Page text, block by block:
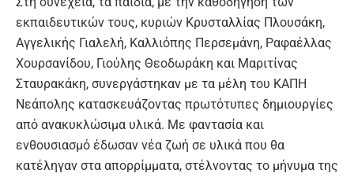
εκπαιδευτικών τους, κυριών Κρυσταλλίας Πλουσάκη,
Αγγελικής Γιαλελή, Καλλιόπης Περσεμάνη, Ραφαέλλας
Χουρσανίδου, Γιούλης Θεοδωράκη και Μαριτίνας
Σταυρακάκη, συνεργάστηκαν με τα μέλη του ΚΑΠΗ
Νεάπολης κατασκευάζοντας πρωτότυπες δημιουργίες
από ανακυκλώσιμα υλικά. Με φαντασία και
ενθουσιασμό έδωσαν νέα ζωή σε υλικά που θα
κατέληγαν στα απορρίμματα, στέλνοντας το μήνυμα της